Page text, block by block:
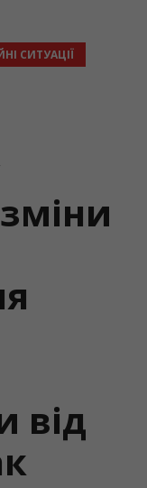
СИТУАЦІЇ
від